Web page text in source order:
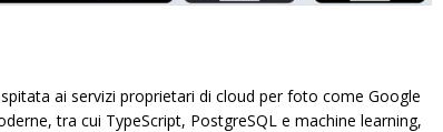
ai servizi proprietari di cloud per foto come Google
tra cui TypeScript, PostgreSQL e machine learning,